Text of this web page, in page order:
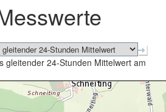
schließen
gleitender 24-Stunden Mittelwert am